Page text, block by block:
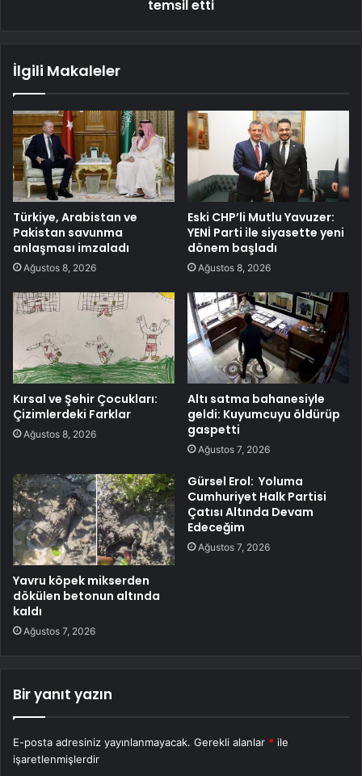
temsil etti
İlgili Makaleler
Türkiye, Arabistan ve
Pakistan savunma
anlaşması imzaladı
Ağustos 8, 2026
Eski CHP’li Mutlu Yavuzer:
YENİ Parti ile siyasette yeni
dönem başladı
Ağustos 8, 2026
Kırsal ve Şehir Çocukları:
Çizimlerdeki Farklar
Ağustos 8, 2026
Altı satma bahanesiyle
geldi: Kuyumcuyu öldürüp
gaspetti
Ağustos 7, 2026
Yavru köpek mikserden
dökülen betonun altında
kaldı
Ağustos 7, 2026
Gürsel Erol: Yoluma
Cumhuriyet Halk Partisi
Çatısı Altında Devam
Edeceğim
Ağustos 7, 2026
Bir yanıt yazın
E-posta adresiniz yayınlanmayacak. Gerekli alanlar * ile
işaretlenmişlerdir